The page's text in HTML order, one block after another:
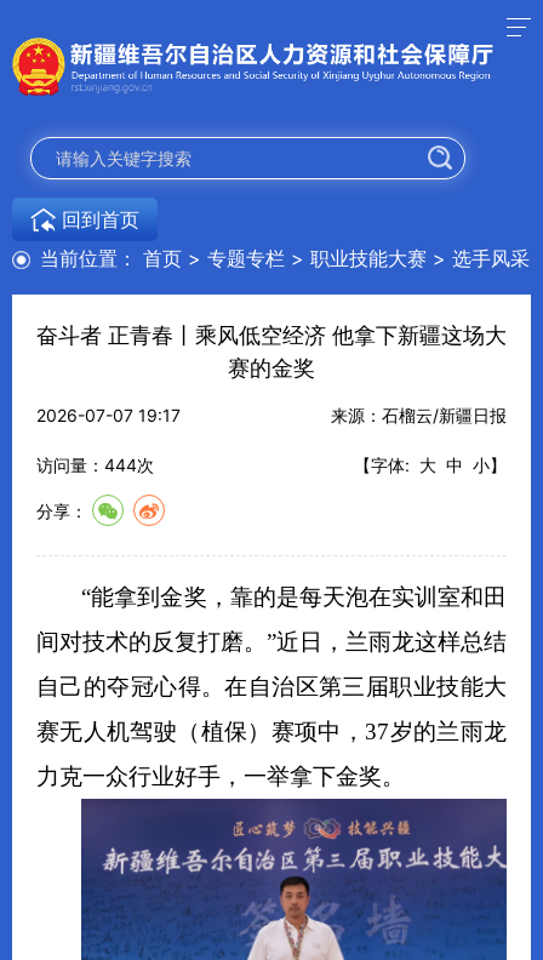
当前位置： 首页 > 专题专栏 > 职业技能大赛 > 选手风采
回到首页
奋斗者 正青春丨乘风低空经济 他拿下新疆这场大
赛的金奖
2026-07-07 19:17 来源：石榴云/新疆日报
访问量： 444次 【字体: 大 中 小】
分享：
“能拿到金奖，靠的是每天泡在实训室和田
间对技术的反复打磨。”近日，兰雨龙这样总结
自己的夺冠心得。在自治区第三届职业技能大
赛无人机驾驶（植保）赛项中，37岁的兰雨龙
力克一众行业好手，一举拿下金奖。